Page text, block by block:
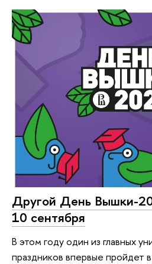
Другой День Вышки-
10 сентября
В этом году один из главных
праздников впервые пройдет